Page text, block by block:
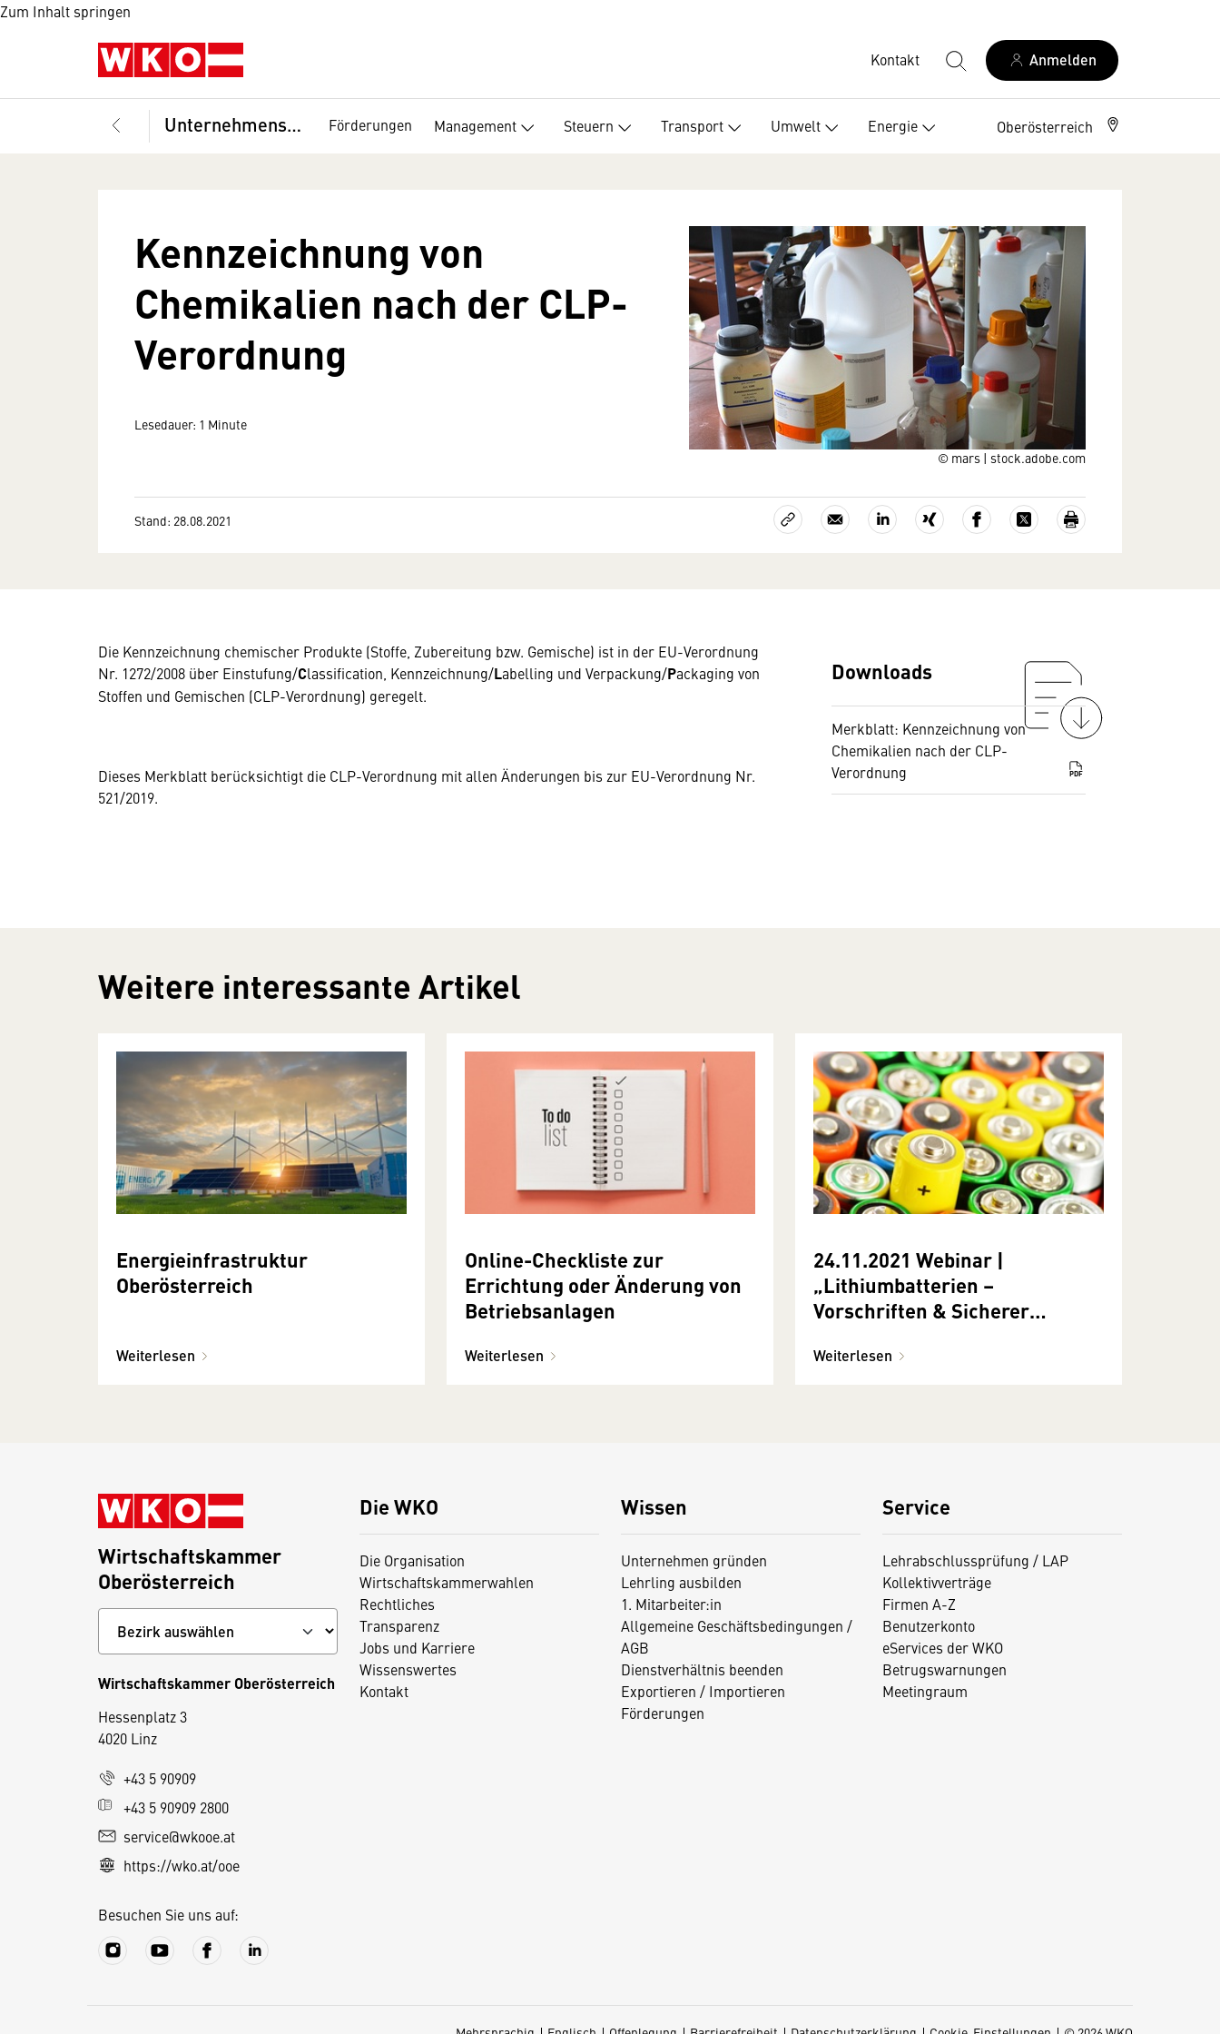
Zum Inhalt springen
Kontakt Anmelden
Unternehmensführung Förderungen Management Steuern Transport Umwelt Energie Oberösterreich
© mars | stock.adobe.com
Kennzeichnung von
Chemikalien nach der CLP-
Verordnung
Lesedauer: 1 Minute
Stand: 28.08.2021
Die Kennzeichnung chemischer Produkte (Stoffe, Zubereitung bzw. Gemische) ist in der EU-Verordnung
Nr. 1272/2008 über Einstufung/Classification, Kennzeichnung/Labelling und Verpackung/Packaging von
Stoffen und Gemischen (CLP-Verordnung) geregelt.
Dieses Merkblatt berücksichtigt die CLP-Verordnung mit allen Änderungen bis zur EU-Verordnung Nr.
521/2019.
Downloads
Merkblatt: Kennzeichnung von
Chemikalien nach der CLP-
Verordnung
PDF
Weitere interessante Artikel
Energieinfrastruktur
Oberösterreich
Weiterlesen
Online-Checkliste zur
Errichtung oder Änderung von
Betriebsanlagen
Weiterlesen
24.11.2021 Webinar |
„Lithiumbatterien –
Vorschriften & Sicherer
Weiterlesen
Die WKO
Die Organisation
Wirtschaftskammerwahlen
Rechtliches
Transparenz
Jobs und Karriere
Wissenswertes
Kontakt
Wissen
Unternehmen gründen
Lehrling ausbilden
1. Mitarbeiter:in
Allgemeine Geschäftsbedingungen /
AGB
Dienstverhältnis beenden
Exportieren / Importieren
Förderungen
Service
Lehrabschlussprüfung / LAP
Kollektivverträge
Firmen A-Z
Benutzerkonto
eServices der WKO
Betrugswarnungen
Meetingraum
Wirtschaftskammer
Oberösterreich
Wirtschaftskammer Oberösterreich
Hessenplatz 3
4020 Linz
+43 5 90909
+43 5 90909 2800
service@wkooe.at
https://wko.at/ooe
Besuchen Sie uns auf: